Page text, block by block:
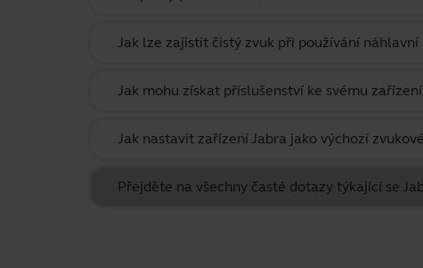
Jak lze zajistit čistý zvuk při používání
Jak mohu získat příslušenství ke svému zařízení
Jak nastavit zařízení Jabra jako výchozí
Přejděte na všechny časté dotazy týkající se